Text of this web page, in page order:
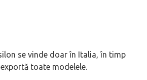
se vinde doar în Italia, în timp
toate modelele.